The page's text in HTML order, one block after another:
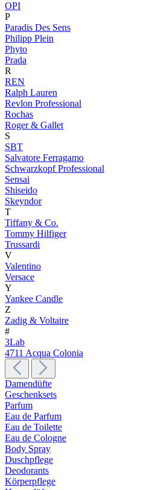
OPI
P
Paradis Des Sens
Philipp Plein
Phyto
Prada
R
REN
Ralph Lauren
Revlon Professional
Rochas
Roger & Gallet
S
SBT
Salvatore Ferragamo
Schwarzkopf Professional
Sensai
Shiseido
Skeyndor
T
Tiffany & Co.
Tommy Hilfiger
Trussardi
V
Valentino
Versace
Y
Yankee Candle
Z
Zadig & Voltaire
#
3Lab
4711 Acqua Colonia
Damendüfte
Geschenksets
Parfum
Eau de Parfum
Eau de Toilette
Eau de Cologne
Body Spray
Duschpflege
Deodorants
Körperpflege